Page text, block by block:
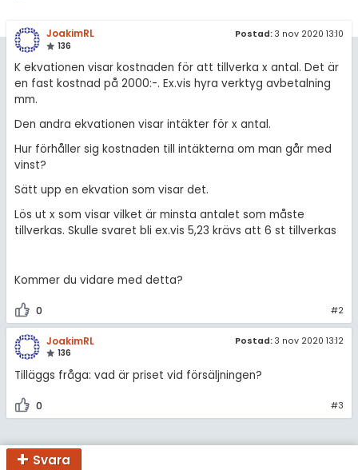
JoakimRL
136
Postad: 3 nov 2020 13:10
K ekvationen visar kostnaden för att tillverka x antal. Det är
en fast kostnad på 2000:-. Ex.vis hyra verktyg avbetalning
mm.
Den andra ekvationen visar intäkter för x antal.
Hur förhåller sig kostnaden till intäkterna om man går med
vinst?
Sätt upp en ekvation som visar det.
Lös ut x som visar vilket är minsta antalet som måste
tillverkas. Skulle svaret bli ex.vis 5,23 krävs att 6 st tillverkas
Kommer du vidare med detta?
0 #2
JoakimRL
136
Postad: 3 nov 2020 13:12
Tilläggs fråga: vad är priset vid försäljningen?
0 #3
Svara